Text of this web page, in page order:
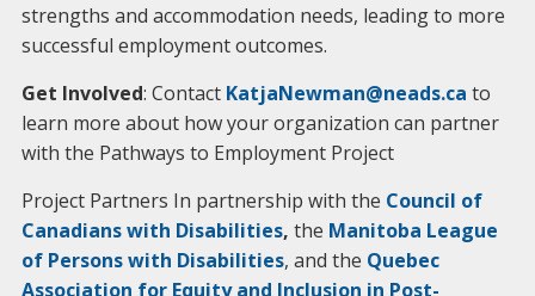
strengths and accommodation needs, leading to more
successful employment outcomes.
Get Involved: Contact KatjaNewman@neads.ca to
learn more about how your organization can partner
with the Pathways to Employment Project
Project Partners In partnership with the Council of
Canadians with Disabilities, the Manitoba League
of Persons with Disabilities, and the Quebec
Association for Equity and Inclusion in Post-